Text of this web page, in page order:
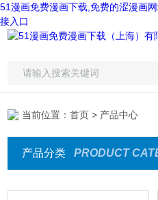
51漫画免费漫画下载,免费的涩漫画
接入口
当前位置：首页 > 产品中心
产品分类 PRODUCT